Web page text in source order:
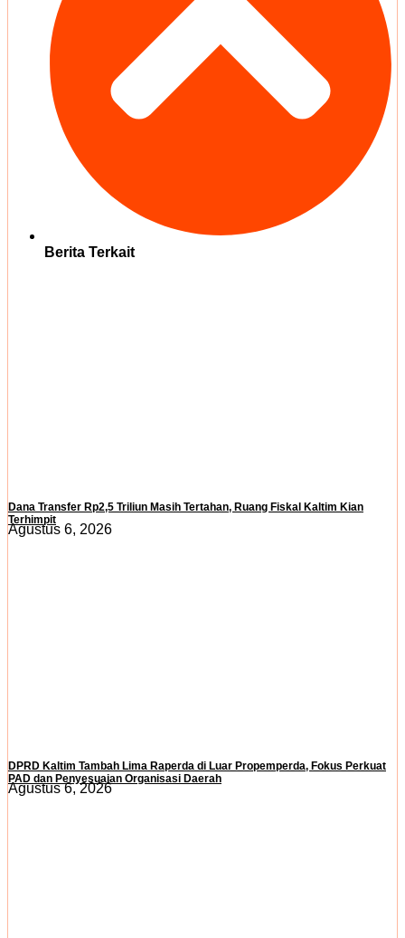
Berita Terkait
Dana Transfer Rp2,5 Triliun Masih Tertahan, Ruang Fiskal Kaltim Kian
Terhimpit
Agustus 6, 2026
DPRD Kaltim Tambah Lima Raperda di Luar Propemperda, Fokus Perkuat
PAD dan Penyesuaian Organisasi Daerah
Agustus 6, 2026